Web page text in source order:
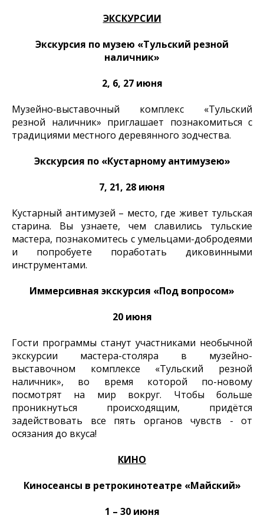
ЭКСКУРСИИ
Экскурсия по музею «Тульский резной
наличник»
2, 6, 27 июня
Музейно‑выставочный комплекс «Тульский
резной наличник» приглашает познакомиться с
традициями местного деревянного зодчества.
Экскурсия по «Кустарному антимузею»
7, 21, 28 июня
Кустарный антимузей – место, где живет тульская
старина. Вы узнаете, чем славились тульские
мастера, познакомитесь с умельцами-добродеями
и попробуете поработать диковинными
инструментами.
Иммерсивная экскурсия «Под вопросом»
20 июня
Гости программы станут участниками необычной
экскурсии мастера-столяра в музейно-
выставочном комплексе «Тульский резной
наличник», во время которой по-новому
посмотрят на мир вокруг. Чтобы больше
проникнуться происходящим, придётся
задействовать все пять органов чувств - от
осязания до вкуса!
КИНО
Киносеансы в ретрокинотеатре «Майский»
1 – 30 июня